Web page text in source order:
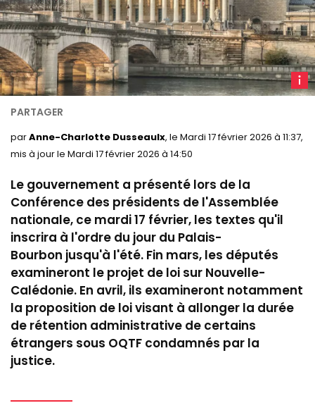
parAnne-Charlotte Dusseaulx, le Mardi 17 février 2026 à 11:37,
mis à jour le Mardi 17 février 2026 à 14:50
Le gouvernement a présenté lors de la
Conférence des présidents de l'Assemblée
nationale, ce mardi 17 février, les textes qu'il
inscrira à l'ordre du jour du Palais-
Bourbon jusqu'à l'été. Fin mars, les députés
examineront le projet de loi sur Nouvelle-
Calédonie. En avril, ils examineront notamment
la proposition de loi visant à allonger la durée
de rétention administrative de certains
étrangers sous OQTF condamnés par la
justice.